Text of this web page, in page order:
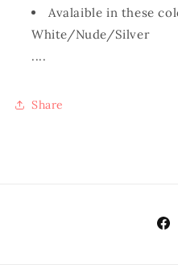
Avalaible in these
White/Nude/Silver
....
Share